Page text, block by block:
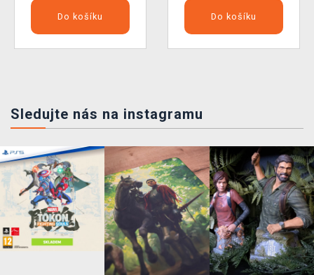
Do košíku Do košíku
Sledujte nás na instagramu